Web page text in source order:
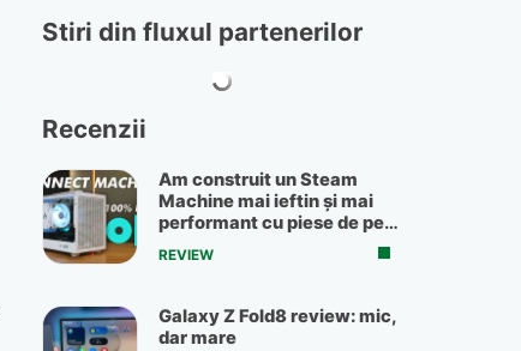
Stiri din fluxul partenerilor
Recenzii
Am construit un Steam
Machine mai ieftin și mai
performant cu piese de pe
OLX
REVIEW
Galaxy Z Fold8 review: mic,
dar mare